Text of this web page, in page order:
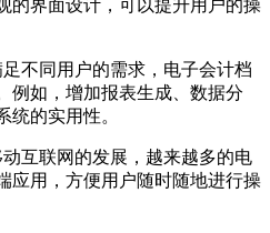
的界面设计，可以提升用户的操
不同用户的需求，电子会计档
例如，增加报表生成、数据分
统的实用性。
动互联网的发展，越来越多的电
应用，方便用户随时随地进行操